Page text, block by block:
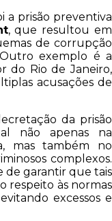
a prisão preventiva
, que resultou em
de corrupção
exemplo é a
do Rio de Janeiro,
acusações de
da prisão
não apenas na
mas também no
complexos.
de garantir que tais
respeito às normas
excessos e